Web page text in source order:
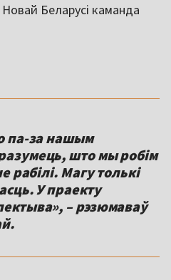
Беларусі каманда
па-за нашым
што мы робім
рабілі. Магу толькі
У праекту
– рэзюмаваў